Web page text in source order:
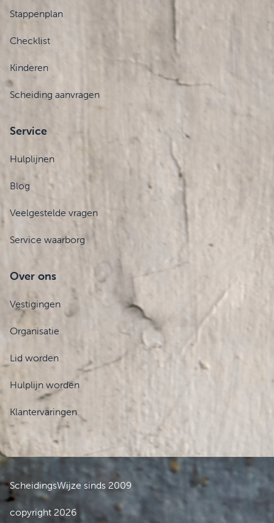
Stappenplan
Checklist
Kinderen
Scheiding aanvragen
Service
Hulplijnen
Blog
Veelgestelde vragen
Service waarborg
Over ons
Vestigingen
Organisatie
Lid worden
Hulplijn worden
Klantervaringen
ScheidingsWijze sinds 2009
copyright 2026